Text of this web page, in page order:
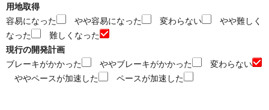
用地取得
容易になった
やや容易になった 変わらない
やや難しく
なった
難しくなった
現行の開発計画
ブレーキがかかった
ややブレーキがかかった
変わらない
ややペースが加速した
ペースが加速した